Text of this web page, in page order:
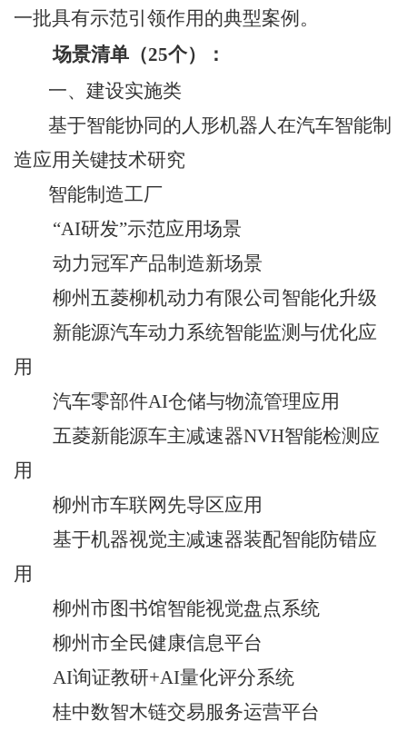
一批具有示范引领作用的典型案例。
场景清单（25个）：
一、建设实施类
基于智能协同的人形机器人在汽车智能制
造应用关键技术研究
智能制造工厂
“AI研发”示范应用场景
动力冠军产品制造新场景
柳州五菱柳机动力有限公司智能化升级
新能源汽车动力系统智能监测与优化应
用
汽车零部件AI仓储与物流管理应用
五菱新能源车主减速器NVH智能检测应
用
柳州市车联网先导区应用
基于机器视觉主减速器装配智能防错应
用
柳州市图书馆智能视觉盘点系统
柳州市全民健康信息平台
AI询证教研+AI量化评分系统
桂中数智木链交易服务运营平台